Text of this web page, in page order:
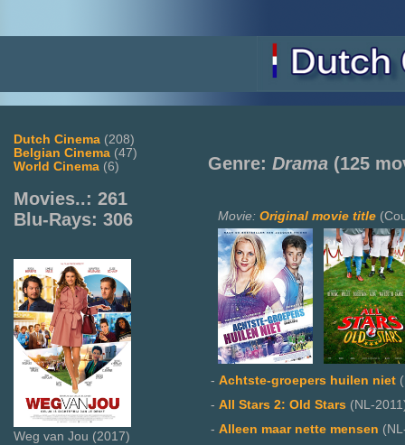
Dutch Cinema (208)
Belgian Cinema (47)
World Cinema (6)
Movies..: 261
Blu-Rays: 306
Weg van Jou (2017)
Genre: Drama (125
Movie: Original movie title
- Achtste-groepers huilen niet
- All Stars 2: Old Stars (NL-
- Alleen maar nette mensen